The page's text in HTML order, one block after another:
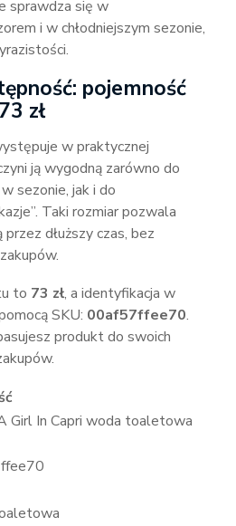
sprawdza się w
i w chłodniejszym sezonie,
pojemność
zł
w praktycznej
ją wygodną zarówno do
sezonie, jak i do
Taki rozmiar pozwala
dłuższy czas, bez
to 73 zł, a identyfikacja w
SKU: 00af57ffee70.
produkt do swoich
Girl In Capri woda toaletowa